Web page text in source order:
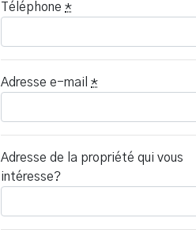
Téléphone *
Adresse e-mail *
Adresse de la propriété qui vous
intéresse?